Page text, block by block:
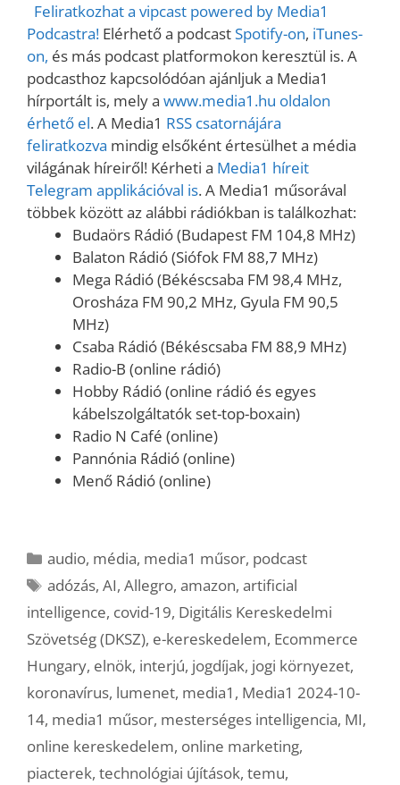
Feliratkozhat a vipcast powered by Media1
Podcastra! Elérhető a podcastSpotify-on, iTunes-
on, és más podcast platformokon keresztül is. A
podcasthoz kapcsolódóan ajánljuk a Media1
hírportált is, mely a www.media1.hu oldalon
érhető el. A Media1 RSS csatornájára
feliratkozva mindig elsőként értesülhet a média
világának híreiről! Kérheti a Media1 híreit
Telegram applikációval is. A Media1 műsorával
többek között az alábbi rádiókban is találkozhat:
Budaörs Rádió (Budapest FM 104,8 MHz)
Balaton Rádió (Siófok FM 88,7 MHz)
Mega Rádió (Békéscsaba FM 98,4 MHz,
Orosháza FM 90,2 MHz, Gyula FM 90,5
MHz)
Csaba Rádió (Békéscsaba FM 88,9 MHz)
Radio-B (online rádió)
Hobby Rádió (online rádió és egyes
kábelszolgáltatók set-top-boxain)
Radio N Café (online)
Pannónia Rádió (online)
Menő Rádió (online)
Kategória
audio, média, media1 műsor, podcast
Címkék
adózás,AI,Allegro,amazon,artificial
intelligence, covid-19, Digitális Kereskedelmi
Szövetség (DKSZ), e-kereskedelem, Ecommerce
Hungary, elnök, interjú, jogdíjak, jogi környezet,
koronavírus, lumenet, media1 , Media1 2024-10-
14, media1 műsor, mesterséges intelligencia, MI,
online kereskedelem, online marketing,
piacterek, technológiai újítások, temu,